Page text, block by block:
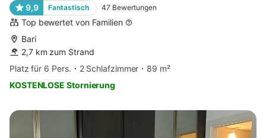
9,9 Fantastisch 47 Bewertungen
Top bewertet von Familien
Bari
2,7 km zum Strand
Platz für 6 Pers.
2 Schlafzimmer
89 m²
KOSTENLOSE Stornierung